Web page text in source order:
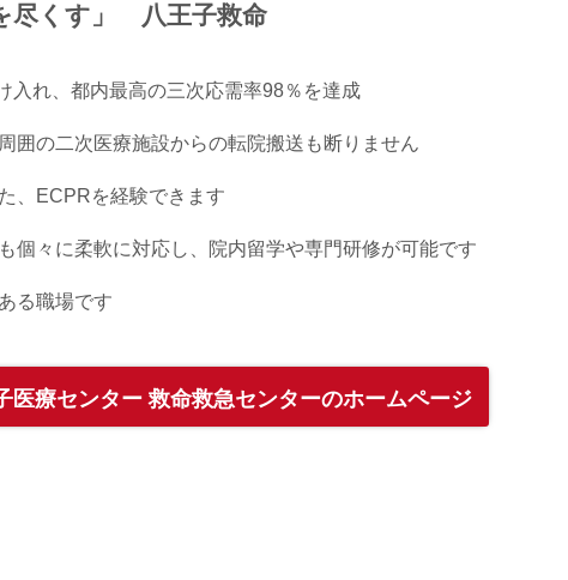
尽くす」 八王子救命
入れ、都内最高の三次応需率98％を達成
囲の二次医療施設からの転院搬送も断りません
、ECPRを経験できます
個々に柔軟に対応し、院内留学や専門研修が可能です
る職場です
医療センター 救命救急センターのホームページ